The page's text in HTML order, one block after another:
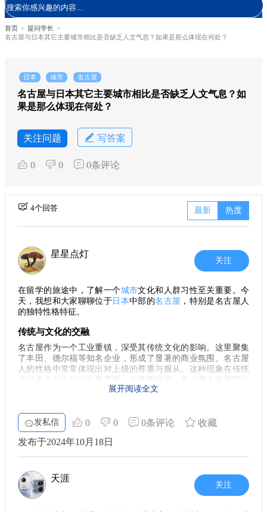
首页 > 提问学长 >
名古屋与日本其它主要城市相比是否缺乏人文气息？如果是那么体现在何处？
日本 城市 名古屋
名古屋与日本其它主要城市相比是否缺乏人文气息？如
果是那么体现在何处？
关注问题 写答案
0 0 0条评论
4个回答 最新 热度
星星点灯
关注
在留学的旅途中，了解一个城市文化和人群习性至关重要。今
天，我想和大家聊聊位于 日本中部的名古屋 ，特别是名古屋人
的独特性格特征。
传统与文化的交融
名古屋作为一个工业重镇，深受其传统文化的影响。这里聚集
了丰田、德尔福等知名企业，形成了显著的商业氛围。名古屋
人的性格中常常体现出对上级的尊重与服从。这种现象在传统
的日本企业文化中非常普遍，自然而然地，名古屋人也展现出
一种对组织结构的高度认同。尽管有时他们也会有一些小算
说，加班似乎成了默认的工作状态。在这里，尊重工作的原则
和文化得到坚守，他们愿意投入大量时间来确保完成任务。与
其他大城市相比，名古屋能保留这样鲜明的特点，真是令人称
赞。
说到名古屋人，务实和节俭几乎是他们文化的标志。在超市
里，最畅销的商品往往是便宜的品牌，各种优惠券在他们的钱
包中总是占据一席之地。他们对购物时机的把控更是严谨，常
展开阅读全文
发私信 0 0 0条评论
收藏
发布于2024年10月18日
天涯
关注